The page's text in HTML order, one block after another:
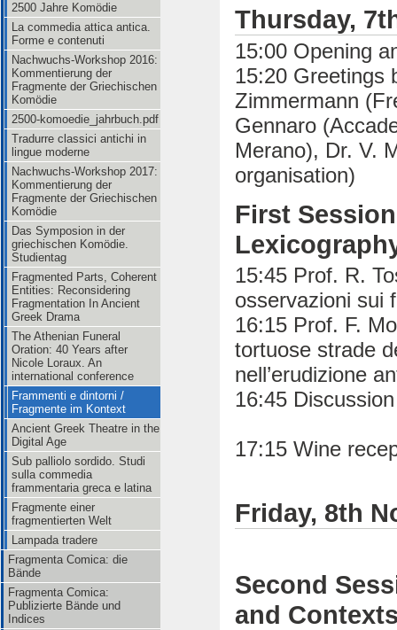
2500 Jahre Komödie
La commedia attica antica.
Forme e contenuti
Nachwuchs-Workshop 2016:
Kommentierung der
Fragmente der Griechischen
Komödie
2500-komoedie_jahrbuch.pdf
Tradurre classici antichi in
lingue moderne
Nachwuchs-Workshop 2017:
Kommentierung der
Fragmente der Griechischen
Komödie
Das Symposion in der
griechischen Komödie.
Studientag
Fragmented Parts, Coherent
Entities: Reconsidering
Fragmentation In Ancient
Greek Drama
The Athenian Funeral
Oration: 40 Years after
Nicole Loraux. An
international conference
Frammenti e dintorni /
Fragmente im Kontext
Ancient Greek Theatre in the
Digital Age
Sub palliolo sordido. Studi
sulla commedia
frammentaria greca e latina
Fragmente einer
fragmentierten Welt
Lampada tradere
Fragmenta Comica: die
Bände
Fragmenta Comica:
Publizierte Bände und
Indices
Thursday,
15:00 Opening
15:20 Greetings
Zimmermann
Gennaro
Merano), Dr. V.
organisation)
First
15:45 Prof. R.
osservazioni sui
16:15 Prof. F.
tortuose strade
nell’erudizione
16:45 Discussion
17:15 Wine
Friday, 8th
Second
and